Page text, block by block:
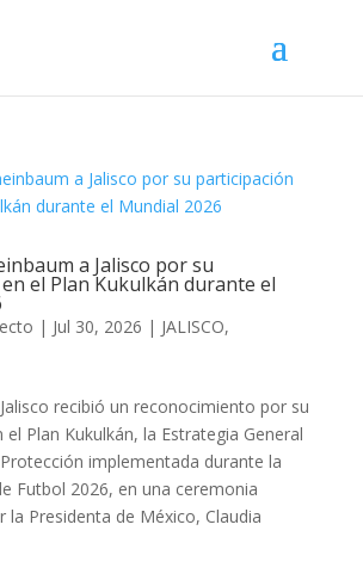
a Jalisco por su
el Plan Kukulkán durante el
| Jul 30, 2026 | JALISCO,
recibió un reconocimiento por su
Plan Kukulkán, la Estrategia General
implementada durante la
Futbol 2026, en una ceremonia
la Presidenta de México, Claudia